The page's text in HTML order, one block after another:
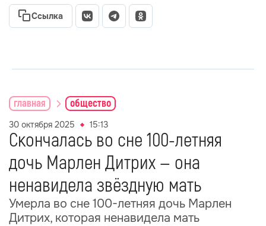
Ссылка
главная общество
30 октября 2025 15:13
Скончалась во сне 100-летняя
дочь Марлен Дитрих — она
ненавидела звёздную мать
Умерла во сне 100-летняя дочь Марлен
Дитрих, которая ненавидела мать